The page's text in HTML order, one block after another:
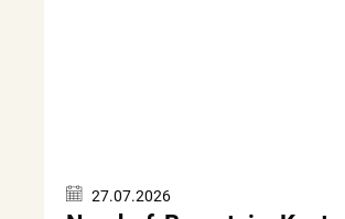
27.07.2026